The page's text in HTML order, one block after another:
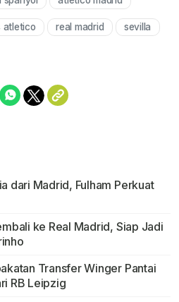
atletico real madrid sevilla
dari Madrid, Fulham Perkuat
ke Real Madrid, Siap Jadi
Transfer Winger Pantai
RB Leipzig